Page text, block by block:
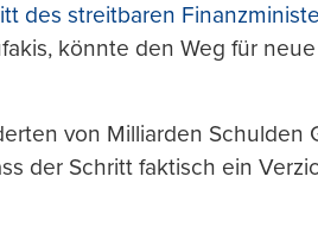
des streitbaren
könnte den Weg für
von Milliarden Schulden
der Schritt faktisch ein